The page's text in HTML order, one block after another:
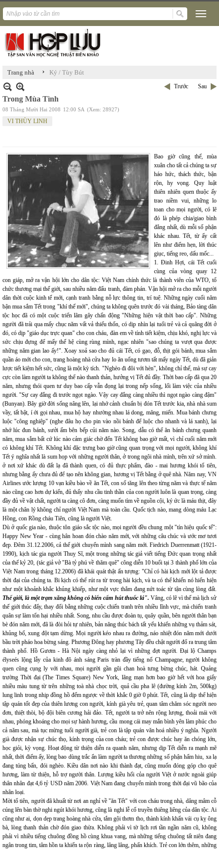
Trang nhà › Ký / Tùy Bút
Trước Sau
Trong Mùa Tình
08 Tháng Mười Hai 2008 12:00 SA (Xem: 28927)
VI THÙY LINH
Bao giờ cũng thế, mùa
xuân cho tất cả chúng ta sự
háo hức, thách thức, bận
rộn, hy vọng. Quy luật
thiên nhiên quen thuộc ấy
trao niềm vui, những lo
toan cho mọi người, có lẽ
đó là phép chia/giao bình
đẳng nhất, dù mỗi số phận
khác nhau. Tết, từ ấy cất
lên như điểm hẹn, lời thúc
giục, tiếng reo, dấu mốc...
1. Đinh Hợi, cái Tết cuối
cùng của vòng quay 12
con giáp, mở ra vận hội lớn cho dân tộc: Việt Nam chính thức là thành viên của WTO, tổ
chức thương mại thế giới, sau nhiều năm đấu tranh, đàm phán. Vận hội mở ra cho mỗi người
dân thời cuộc kinh tế mới, cạnh tranh bằng nỗ lực thông tin, trí tuệ. Những ngày cuối năm
bận mua sắm Tết trong "khí thế mới", chúng ta không quên trước đó vài tháng, Bảo tàng dân
tộc học đã có một cuộc triển lãm gây chấn động "Những hiện vật thời bao cấp". Những
người đã trải qua mấy chục năm vất vả thiếu thốn, có dịp nhìn lại tuổi trẻ và cả quãng đời ở
đó, có dịp "giáo dục trực quan" cho con cháu, đàn em về tính tiết kiệm, chịu khó, nghị lực và
sức chịu đựng để mấy thế hệ cùng rùng mình, ngạc nhiên "sao chúng ta vượt qua được
những năm gian lao ấy!". Xoay xoả sao cho đủ cái Tết, có gạo, đỗ, thịt gói bánh, mua sắm
quần áo mới cho con, trang hoàng nhà cửa hay lo ăn uống tươm tất mấy ngày Tết, dù đã giản
lược tiết kiệm hết sức, cũng là một kỳ tích. "Nghèo đi đôi với hèn", không chỉ thế, mà sự cay
cực còn làm người ta không thể nào thanh thản, hưởng vị Tết đủ đầy. Thời bao cấp đã qua 20
năm, nhưng thói quen tư duy bao cấp vẫn đọng lại trong nếp sống, lối làm việc của nhiều
người. "Sự cay đắng đi trước ngọt ngào. Vậy cay đắng càng nhiều thì ngọt ngào càng đậm"
(Bunyan). Bây giờ đời sống nâng lên, lại nhớ cảnh chuẩn bị đón Tết trước kia, nhà nhà sum
vầy, tất bật, í ới gọi nhau, mua hộ hay nhường nhau lá dong, măng, miến. Mua bánh chưng
luộc "công nghiệp" (nghe đâu họ cho pin vào nồi bánh để luộc cho nhanh và lá xanh), lại
nhớ lúc đun bánh, sưởi ấm bên bếp củi năm nào. Song, dẫu có thể ăn bánh chưng quanh
năm, mua sắm bất cứ lúc nào cảm giác chờ đến Tết không bao giờ mất, vì chỉ cuối năm mới
có không khí Tết. Không khí đặc trưng bao giờ cũng quan trọng với mọi người, không khí
Tết ý nghĩa nhất là sum họp với những người thân, ở trong ngôi nhà mình, trên xứ sở mình.
ở nơi xứ khác dù đất lạ đã thành quen, có đủ thực phẩm, đào - mai hương khói tổ tiên,
nhưng bằng ấy chưa đủ để tạo nên không gian, hương vị Tết bằng ở quê nhà. Năm nay, VN
Airlines ước lượng 10 vạn kiều bào về ăn Tết, con số tăng lên theo từng năm và thực tế năm
nào cũng cao hơn dự kiến, đủ thấy nhu cầu tinh thần của con người luôn là quan trọng, càng
đầy đủ về vật chất, người ta càng cô đơn, càng muốn tìm về nguồn cội, ký ức là máu thịt, đây
là một chân lý không chỉ người Việt Nam mà toàn cầu. Quốc tịch nào, mang dòng máu Lạc
Hồng, con Rồng cháu Tiên, cũng là người Việt.
Dù ở quốc gia nào, thuộc tôn giáo sắc tộc nào, mọi người đều chung một "tín hiệu quốc tế":
Happy New Year - cùng hân hoan đón chào năm mới, với những câu chúc và ước mơ tươi
đẹp. Đêm 31.12.2006, cả thế giới chuyển mình sang năm mới. Fiedrich Duerrenmatt (1921-
1990), kịch tác gia người Thuỵ Sĩ, một trong những tác giả viết tiếng Đức quan trọng nhất
của thế kỷ 20, (tác giả vở "Bà tỷ phú về thăm quê" công diễn 10 buổi tại 3 thành phố lớn của
Việt Nam trong tháng 12.2006) đã khái quát thật ấn tượng: "Chỉ có hài kịch mới lột tả được
thời đại của chúng ta. Bi kịch có thể rút ra từ trong hài kịch, và ta có thể khiến nó hiển hiện
như một khoảnh khắc khủng khiếp, như một vực thẳm đang nứt toác từ tận cùng lòng đất.
Thế giới, là một trạm xăng không có biển cấm hút thuốc lá". Vâng, có lẽ vì thế mà lịch sử
thế giới thúc đẩy, thay đổi bằng những cuộc chiến tranh trên nhiều lĩnh vực, mà chiến tranh
quân sự làm tổn hại nhiều nhất. Song, nhu cầu được đoàn tụ, quây quần, bên người thân bạn
bè đón năm mới, đã là đòi hỏi tự nhiên, bản năng thúc bách tất yếu khiến những vụ thảm sát,
khủng bố, xung đột tạm dừng. Mọi người kéo nhau ra đường, náo nhiệt đón năm mới dưới
bầu trời pháo hoa bừng sáng. Phương Đông hay phương Tây đều chật người đổ ra trung tâm
thành phố. Hồ Gươm - Hà Nội ngày càng nhỏ lại vì những đợt người. Đại lộ Champs
élyseés lộng lẫy của kinh đô ánh sáng Paris tràn đầy tiếng nổ Champagne, người không
quen cũng cụng ly với nhau, mọi người gần gũi chan hoà tưng bừng chúc, hát. Quảng
trường Thời đại (The Times Square) New York, lãng mạn hơn bao giờ hết với hoa giấy
nhiều màu tung từ trên những toà nhà chọc trời, quả cầu pha lê (đường kính 2m, 500kg)
lung linh trong nhịp đồng hồ đếm ngược về thời khắc 0 giờ 0 phút. Tết, cũng là dịp thể hiện
tập quán tốt đẹp của thiên lương con người, kính già yêu trẻ, quan tâm chăm sóc người neo
đơn, thiệt thòi, bộ đội biên cương hải đảo. Tết, người ta trở nên rộng lượng, thoải mái với
nhau, phóng khoáng cho mọi sự hành hương, cầu mong cái may mắn bình yên làm phúc cho
cả năm sau, mà tục mừng tuổi người già, trẻ con là tập quán văn hoá nhiều ý nghĩa. Người
già được nhận sự chúc thọ, kính trọng của con cháu; trẻ con được chúc hay ăn chóng lớn,
học giỏi, kỳ vọng. Hoạt động từ thiện diễn ra quanh năm, nhưng dịp Tết diễn ra mạnh mẽ
nhất, thời điểm ấy, lòng bao dùng trắc ẩn làm người ta thương những số phận hẩm hiu, xa lạ
đang túng bấn, đói nghèo. Kiều dân nơi nào khi thành đạt, cũng muốn đóng góp cho quê
hương, làm từ thiện, hỗ trợ người thân. Lượng kiều hối của người Việt ở nước ngoài giúp
thân nhân đạt 4,6 tỷ USD năm 2006. Việt Nam đang chuyển mình trong thời đại vũ bão của
nhân loại.
Mời tổ tiên, người đã khuất từ nơi an nghỉ về "ăn Tết" với con cháu trong nhà, dâng mâm cỗ
cúng lên bàn thờ nghi ngút khói hương, cũng là nghi lễ cổ truyền thiêng liêng của dân tộc. Ai
cũng như ai, dọn dẹp trang hoàng nhà cửa, tắm gội thơm tho, thành kính khấn vái cụ kỵ ông
bà, lòng thanh thản chờ đón giao thừa. Không phải vì tờ lịch rơi tần ngần năm cũ, không
phải vì nhiều tiếng chuông đồng hồ cùng khua vang, mà những tiếng chuông tất niên đang
ngân trong tim, tâm hồn ta khiến ta rộn ràng, lâng lâng, phấn khích. Trẻ con lớn thêm, những